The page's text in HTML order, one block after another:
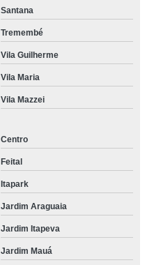
Santana
Tremembé
Vila Guilherme
Vila Maria
Vila Mazzei
Centro
Feital
Itapark
Jardim Araguaia
Jardim Itapeva
Jardim Mauá